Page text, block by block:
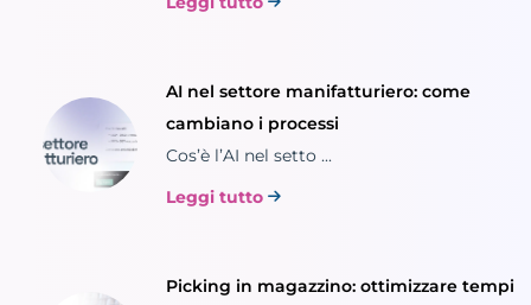
AI nel settore manifatturiero: come
cambiano i processi
Cos’è l’AI nel setto ...
Leggi tutto
Picking in magazzino: ottimizzare tempi